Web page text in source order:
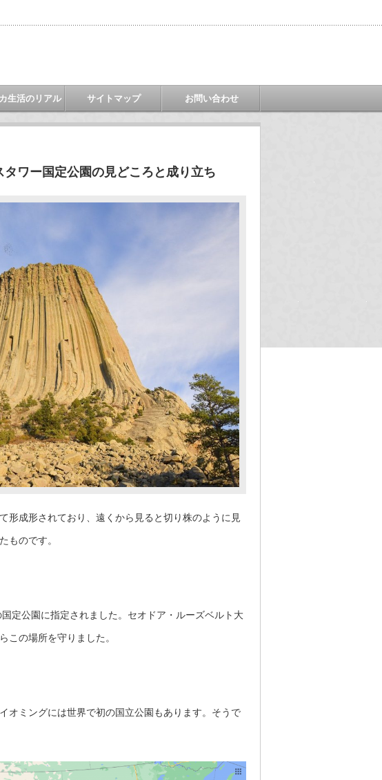
生活のリアル サイトマップ お問い合わせ
ワー国定公園の見どころと成り立ち
形成形されており、遠くから見ると切り株のように見
ものです。
定公園に指定されました。セオドア・ルーズベルト大
この場所を守りました。
オミングには世界で初の国立公園もあります。そうで